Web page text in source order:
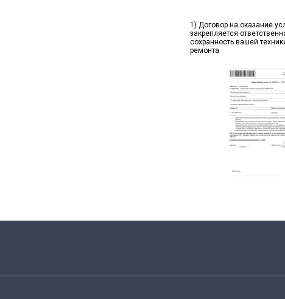
1) Договор на оказание
закрепляется
сохранность вашей
ремонта